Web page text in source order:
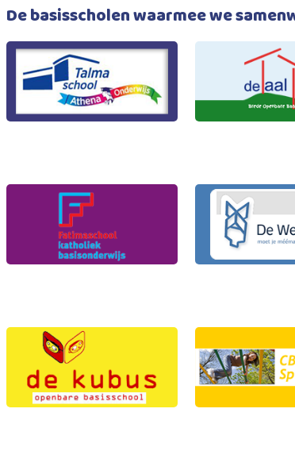
De basisscholen waarmee we